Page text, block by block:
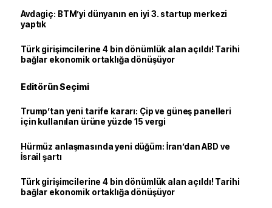
Avdagiç: BTM’yi dünyanın en iyi 3. startup merkezi
yaptık
Türk girişimcilerine 4 bin dönümlük alan açıldı! Tarihi
bağlar ekonomik ortaklığa dönüşüyor
Editörün Seçimi
Trump’tan yeni tarife kararı: Çip ve güneş panelleri
için kullanılan ürüne yüzde 15 vergi
Hürmüz anlaşmasında yeni düğüm: İran’dan ABD ve
İsrail şartı
Türk girişimcilerine 4 bin dönümlük alan açıldı! Tarihi
bağlar ekonomik ortaklığa dönüşüyor